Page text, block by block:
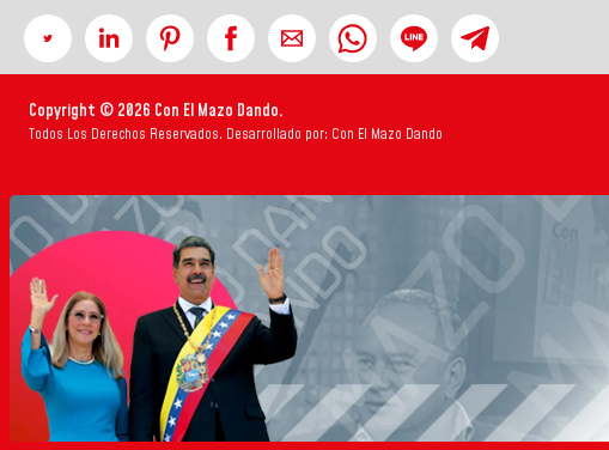
Copyright © 2026 Con El Mazo Dando.
Todos Los Derechos Reservados. Desarrollado por: Con El Mazo Dando